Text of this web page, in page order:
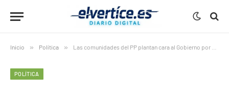
Inicio » Política » Las comunidades del PP plantan cara al Gobierno por el techo de gasto: denuncian una «asfixia» financiera
POLÍTICA